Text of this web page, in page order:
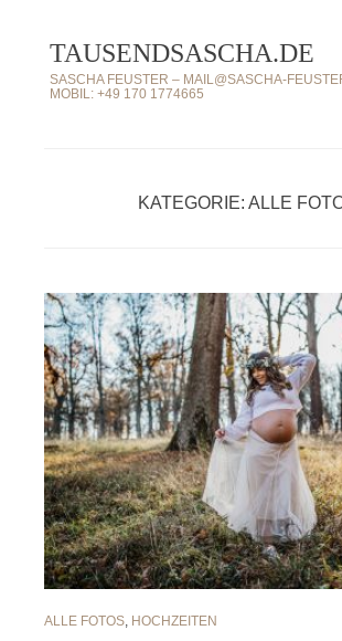
Inhalt
springen
TAUSENDSASCHA.DE
SASCHA FEUSTER – MAIL@SASCHA-
MOBIL: +49 170 1774665
KATEGORIE: ALLE
ALLE FOTOS HOCHZEITEN